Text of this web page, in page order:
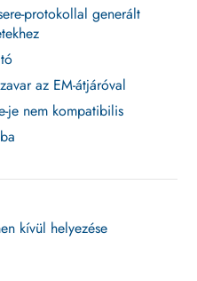
protokollal generált
az EM-átjáróval
je nem kompatibilis
kívül helyezése